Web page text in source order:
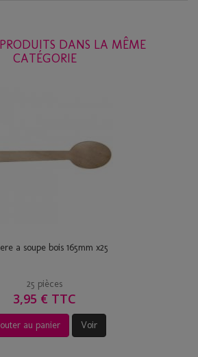
DANS LA MÊME
CATÉGORIE
a soupe bois 165mm x25
25 pièces
3,95 € TTC
au panier Voir